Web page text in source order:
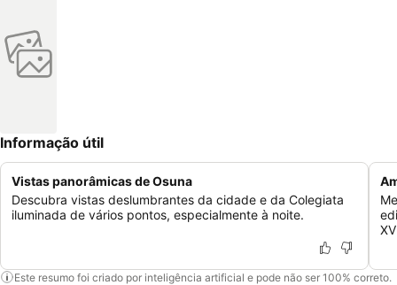
Informação útil
Vistas panorâmicas de Osuna
Descubra vistas deslumbrantes da cidade e da Colegiata
iluminada de vários pontos, especialmente à noite.
Este resumo foi criado por inteligência artificial e pode não ser 100% correto.